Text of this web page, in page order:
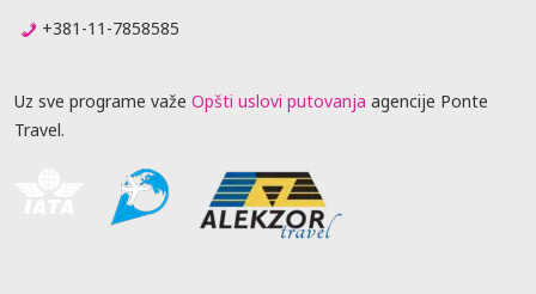
+381-11-7858585
Uz sve programe važe Opšti uslovi putovanja agencije Ponte
Travel.